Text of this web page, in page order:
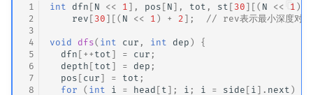
1
2
3
4
5
6
7
8
int dfn [ N << 1 ], pos [ N ], tot , st [ 30 ][( N << 1 )
rev [ 30 ][( N << 1 ) + 2 ]; // rev表示最小深度对应
void dfs( int cur , int dep )
{
dfn [ ++ tot ] = cur ;
depth [ tot ] = dep ;
pos [ cur ] = tot ;
for
( int i = head [ t ]; i ; i = side [ i ]. next )